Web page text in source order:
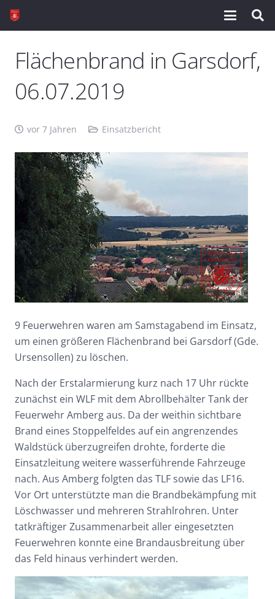
Flächenbrand in Garsdorf,
06.07.2019
vor 7 Jahren Einsatzbericht
9 Feuerwehren waren am Samstagabend im Einsatz,
um einen größeren Flächenbrand bei Garsdorf (Gde.
Ursensollen) zu löschen.
Nach der Erstalarmierung kurz nach 17 Uhr rückte
zunächst ein WLF mit dem Abrollbehälter Tank der
Feuerwehr Amberg aus. Da der weithin sichtbare
Brand eines Stoppelfeldes auf ein angrenzendes
Waldstück überzugreifen drohte, forderte die
Einsatzleitung weitere wasserführende Fahrzeuge
nach. Aus Amberg folgten das TLF sowie das LF16.
Vor Ort unterstützte man die Brandbekämpfung mit
Löschwasser und mehreren Strahlrohren. Unter
tatkräftiger Zusammenarbeit aller eingesetzten
Feuerwehren konnte eine Brandausbreitung über
das Feld hinaus verhindert werden.